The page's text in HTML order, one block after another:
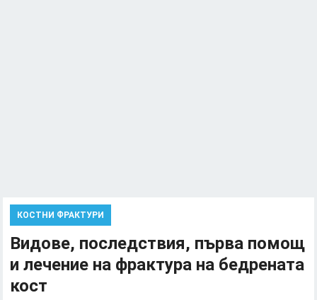
КОСТНИ ФРАКТУРИ
Видове, последствия, първа помощ
и лечение на фрактура на бедрената
кост